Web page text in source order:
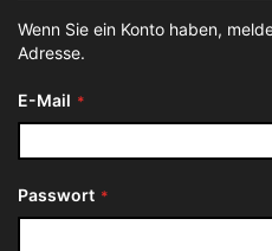
Wenn Sie ein Konto haben,
Adresse.
E-Mail
Passwort